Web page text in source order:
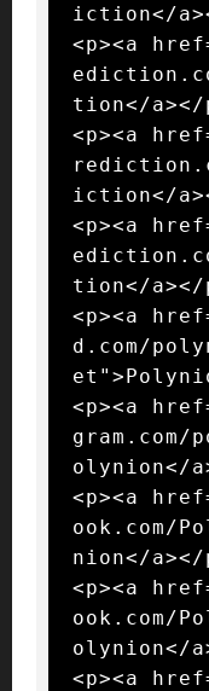
iction</
<p><a
tion</a></
<p><a
iction</
<p><a
tion</a></
<p><a
d.com/
<p><a
olynion</
<p><a
ook.com/
nion</a></
<p><a
ook.com/
olynion</
<p><a